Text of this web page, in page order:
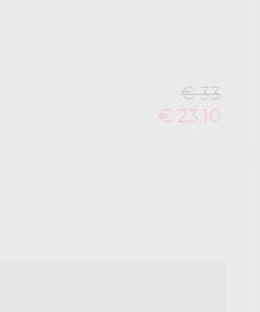
€ 33
€ 23,10